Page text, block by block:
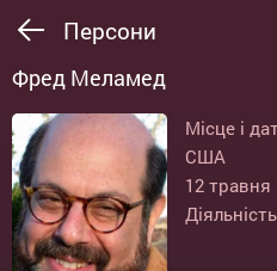
Персони
Фред Меламед
Місце і
США
12 травня